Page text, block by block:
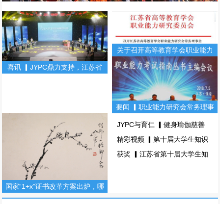
喜讯 ▎JYPC鼎力支持，江苏省
关于召开高等教育学会职业能力
研究会常务理事会暨职业能力丛
书主编会的通知
要闻 ▎职业能力研究会常务理事
会暨职业能力考试指南丛书主编
国家“1+x”证书改革方案出炉，哪
些证书备受青睐？(图文)
JYPC与育仁 ▎健身瑜伽慈善
主题颁奖盛典，圆满落幕！(图
文)
精彩视频 ▎第十届大学生知识
竞赛总决赛！(图文)
获奖 ▎江苏省第十届大学生知